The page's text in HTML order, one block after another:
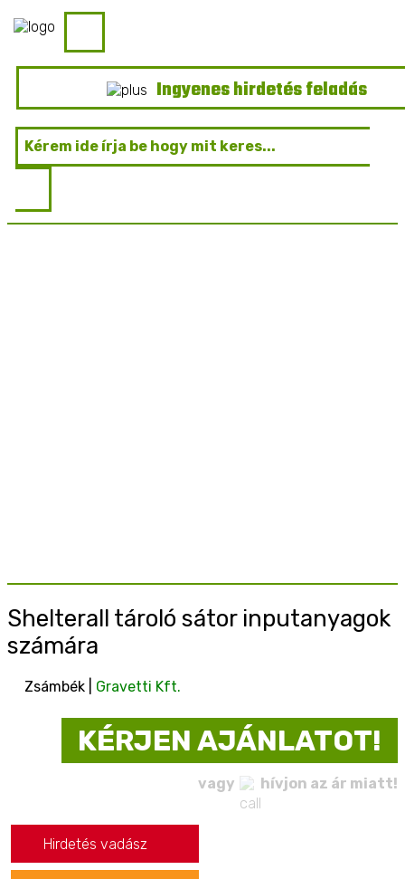
Ingyenes hirdetés feladás
Shelterall tároló sátor inputanyagok
számára
Zsámbék | Gravetti Kft.
KÉRJEN AJÁNLATOT!
vagy hívjon az ár miatt!
Hirdetés vadász